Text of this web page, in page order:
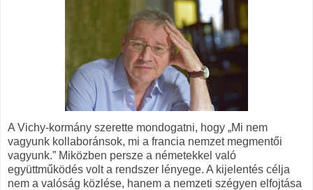
A Vichy-kormány szerette mondogatni, hogy „Mi nem
vagyunk kollaboránsok, mi a francia nemzet megmentői
vagyunk.” Miközben persze a németekkel való
együttműködés volt a rendszer lényege. A kijelentés célja
nem a valóság közlése, hanem a nemzeti szégyen elfojtása